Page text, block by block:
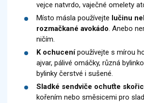
vejce natvrdo, vaječné omelety
Místo másla používejte lučinu
rozmačkané avokádo. Anebo
ničím.
K ochucenípoužívejte s mírou
ajvar, pálivé omáčky, různá
bylinky čerstvé i sušené.
Sladké sendviče ochuťte
kořením nebo směsicemi pro